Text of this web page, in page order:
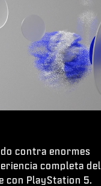
contra enormes
completa del
con PlayStation 5.